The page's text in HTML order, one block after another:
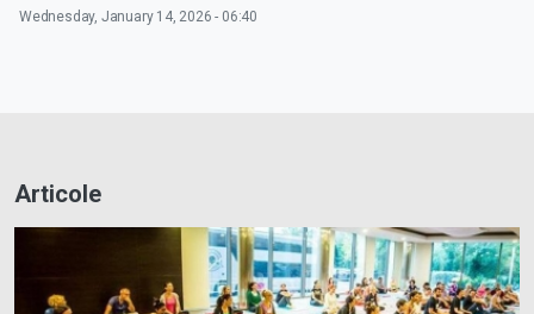
Wednesday, January 14, 2026 - 06:40
Articole